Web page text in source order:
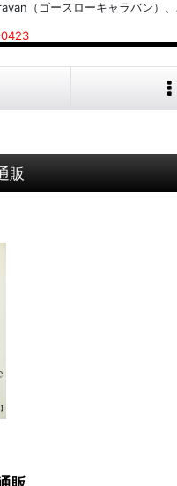
（ゴースローキャラバン）
販